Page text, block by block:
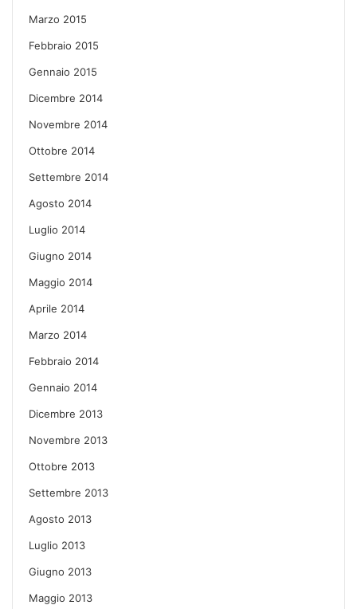
Marzo 2015
Febbraio 2015
Gennaio 2015
Dicembre 2014
Novembre 2014
Ottobre 2014
Settembre 2014
Agosto 2014
Luglio 2014
Giugno 2014
Maggio 2014
Aprile 2014
Marzo 2014
Febbraio 2014
Gennaio 2014
Dicembre 2013
Novembre 2013
Ottobre 2013
Settembre 2013
Agosto 2013
Luglio 2013
Giugno 2013
Maggio 2013